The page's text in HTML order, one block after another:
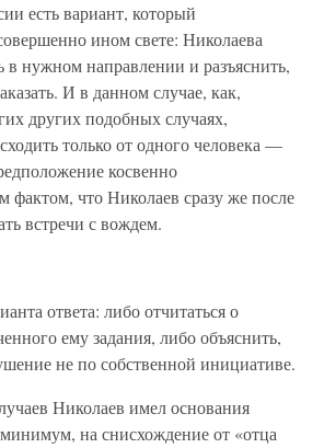
есть вариант, который
ином свете: Николаева
в нужном направлении и разъяснить,
И в данном случае, как,
других подобных случаях,
только от одного человека —
косвенно
фактом, что Николаев сразу же после
встречи с вождем.
ответа: либо отчитаться о
ему задания, либо объяснить,
не по собственной инициативе.
Николаев имел основания
на снисхождение от «отца